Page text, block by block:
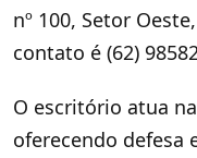
nº 100, Setor
contato é (62)
O escritório atua
oferecendo defesa